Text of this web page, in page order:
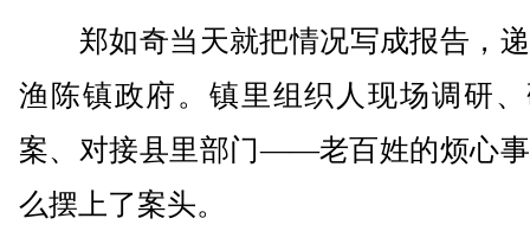
郑如奇当天就把情况写成报告，
渔陈镇政府。镇里组织人现场调研
案、对接县里部门——老百姓的烦心
么摆上了案头。